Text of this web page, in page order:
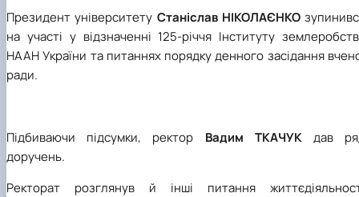
Президент університету Станіслав НІКОЛАЄНКО
на участі у відзначенні 125-річчя Інституту
НААН України та питаннях порядку денного засідання
ради.
Підбиваючи підсумки, ректор Вадим ТКАЧУКдав
доручень.
Ректорат розглянув й інші питання